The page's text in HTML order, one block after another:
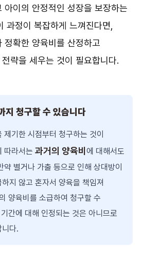
아이의 안정적인 성장을 보장하는
과정이 복잡하게 느껴진다면,
정확한 양육비를 산정하고
략을 세우는 것이 필요합니다.
지 청구할 수 있습니다
기한 시점부터 청구하는 것이
따라서는 과거의 양육비에 대해서도
별거나 가출 등으로 인해 상대방이
지 않고 혼자서 양육을 책임져
양육비를 소급하여 청구할 수
간에 대해 인정되는 것은 아니므로
다.